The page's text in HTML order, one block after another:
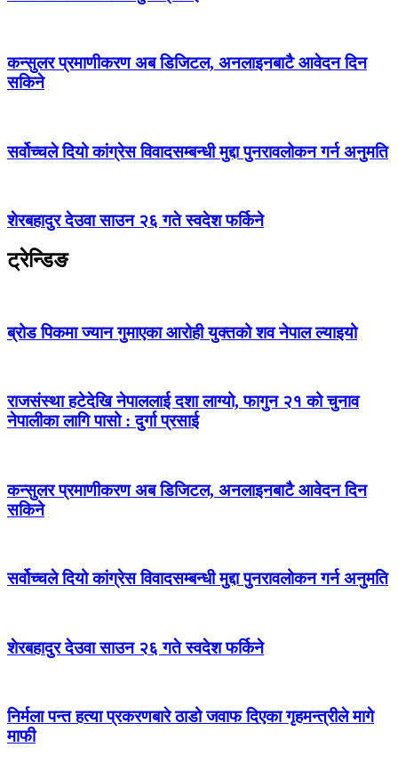
कन्सुलर प्रमाणीकरण अब डिजिटल, अनलाइनबाटै आवेदन दिन
सकिने
सर्वोच्चले दियो कांग्रेस विवादसम्बन्धी मुद्दा पुनरावलोकन गर्न अनुमति
शेरबहादुर देउवा साउन २६ गते स्वदेश फर्किने
ट्रेन्डिङ
ब्रोड पिकमा ज्यान गुमाएका आरोही युक्तको शव नेपाल ल्याइयो
राजसंस्था हटेदेखि नेपाललाई दशा लाग्यो, फागुन २१ को चुनाव
नेपालीका लागि पासो : दुर्गा प्रसाई
कन्सुलर प्रमाणीकरण अब डिजिटल, अनलाइनबाटै आवेदन दिन
सकिने
सर्वोच्चले दियो कांग्रेस विवादसम्बन्धी मुद्दा पुनरावलोकन गर्न अनुमति
शेरबहादुर देउवा साउन २६ गते स्वदेश फर्किने
निर्मला पन्त हत्या प्रकरणबारे ठाडो जवाफ दिएका गृहमन्त्रीले मागे
माफी